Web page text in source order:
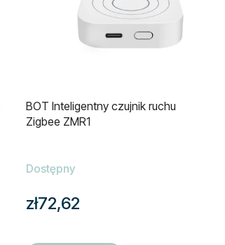
BOT Inteligentny czujnik ruchu
Zigbee ZMR1
Dostępny
zł72,62